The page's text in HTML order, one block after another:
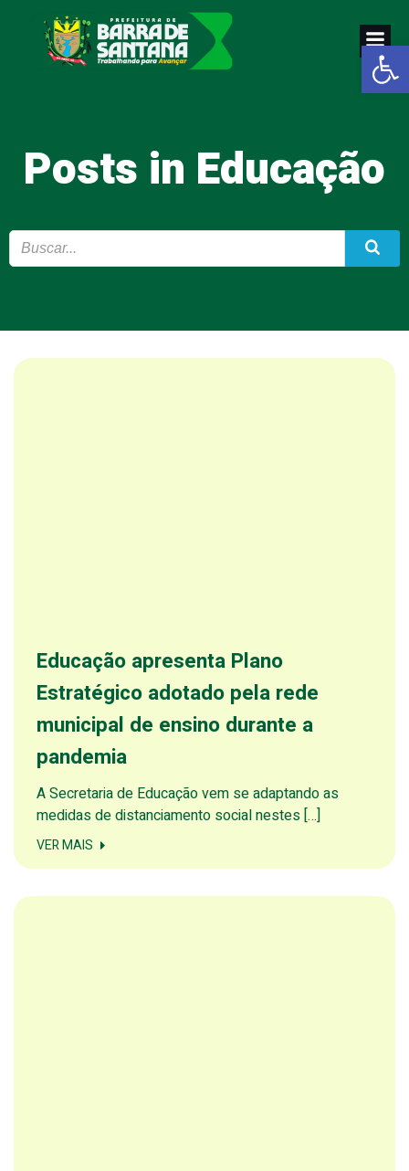
Abrir
Pular
para
o
conteúdo
Posts in Educação
Educação apresenta Plano
Estratégico adotado pela rede
municipal de ensino durante a
pandemia
A Secretaria de Educação vem se adaptando as
medidas de distanciamento social nestes […]
VER MAIS